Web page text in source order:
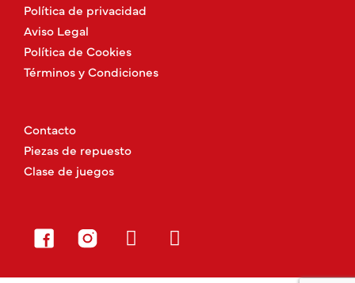
Política de privacidad
Aviso Legal
Política de Cookies
Términos y Condiciones
Contacto
Piezas de repuesto
Clase de juegos